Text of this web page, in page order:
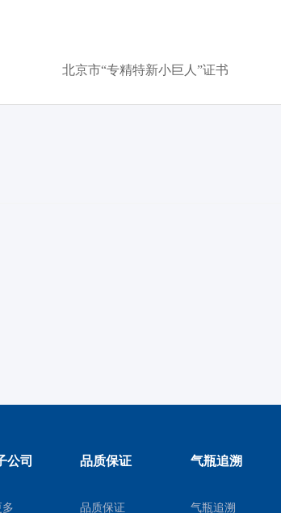
北京市“专精特新小巨人”证书
公司 品质保证
品质保证
气瓶追溯
气瓶追溯